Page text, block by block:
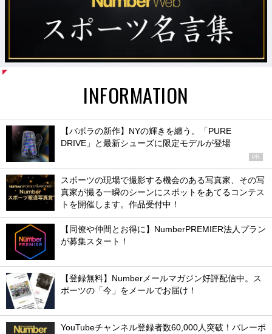
INFORMATION
【バボラの新作】NYの輝きを纏う。「PURE
DRIVE」と最新シューズに限定モデルが登場
PR
スポーツの現場で撮影する機会のある写真家、その写
真家が撮る一瞬のシーンにスポットをあてるコンテス
トを開催します。作品受付中！
【同僚や仲間とお得に】NumberPREMIER法人プラン
が募集スタート！
【登録無料】Numberメールマガジン好評配信中。ス
ポーツの「今」をメールでお届け！
YouTubeチャンネル登録者数60,000人突破！バレーボ